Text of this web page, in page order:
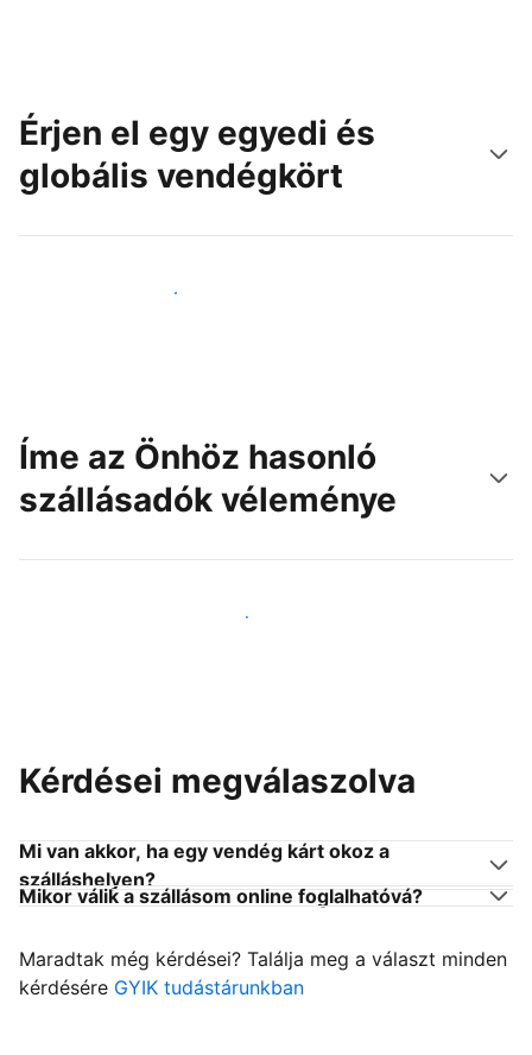
Érjen el egy egyedi és
globális vendégkört
Érjen el új vendégeket még ma
Íme az Önhöz hasonló
szállásadók véleménye
Csatlakozzon Önhöz hasonló szállásadókhoz
Kérdései megválaszolva
Mi van akkor, ha egy vendég kárt okoz a
szálláshelyen?
Mikor válik a szállásom online foglalhatóvá?
Maradtak még kérdései? Találja meg a választ minden
kérdésére GYIK tudástárunkban